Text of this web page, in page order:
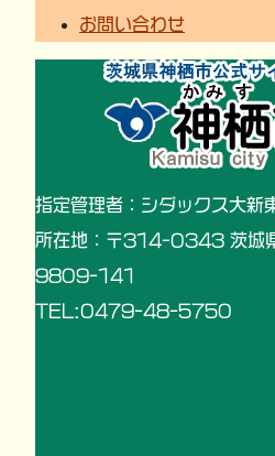
お問い合わせ
指定管理者：シダックス大新
所在地：〒314-0343 茨城
9809-141
TEL:0479-48-5750